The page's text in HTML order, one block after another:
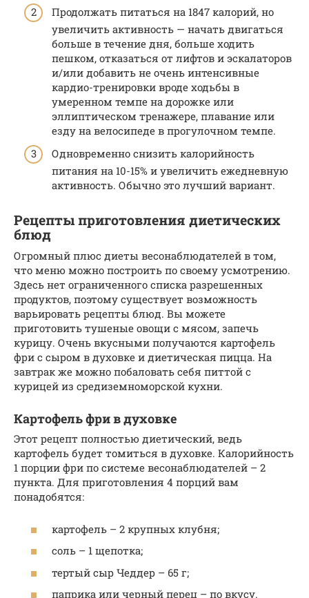
Продолжать питаться на 1847 калорий, но
увеличить активность — начать двигаться
больше в течение дня, больше ходить
пешком, отказаться от лифтов и эскалаторов
и/или добавить не очень интенсивные
кардио-тренировки вроде ходьбы в
умеренном темпе на дорожке или
эллиптическом тренажере, плавание или
езду на велосипеде в прогулочном темпе.
Одновременно снизить калорийность
питания на 10-15% и увеличить ежедневную
активность. Обычно это лучший вариант.
Рецепты приготовления диетических
блюд
Огромный плюс диеты весонаблюдателей в том,
что меню можно построить по своему усмотрению.
Здесь нет ограниченного списка разрешенных
продуктов, поэтому существует возможность
варьировать рецепты блюд. Вы можете
приготовить тушеные овощи с мясом, запечь
курицу. Очень вкусными получаются картофель
фри с сыром в духовке и диетическая пицца. На
завтрак же можно побаловать себя питтой с
курицей из средиземноморской кухни.
Картофель фри в духовке
Этот рецепт полностью диетический, ведь
картофель будет томиться в духовке. Калорийность
1 порции фри по системе весонаблюдателей – 2
пункта. Для приготовления 4 порций вам
понадобятся:
картофель – 2 крупных клубня;
соль – 1 щепотка;
тертый сыр Чеддер – 65 г;
паприка или черный перец – по вкусу.